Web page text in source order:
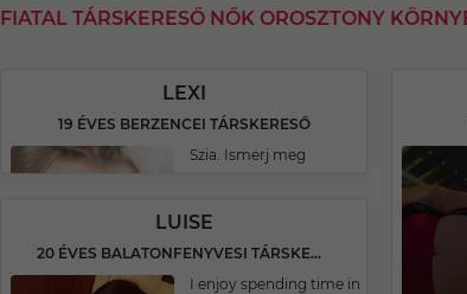
FIATAL TÁRSKERESŐ NŐK OROSZTONY
LEXI
19 ÉVES BERZENCEI TÁRSKERESŐ
Szia. Ismerj meg
LUISE
20 ÉVES BALATONFENYVESI TÁRSKERESŐ
I enjoy spending time in